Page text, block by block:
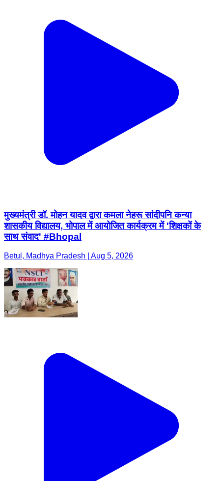
मुख्यमंत्री डॉ. मोहन यादव द्वारा कमला नेहरू सांदीपनि कन्या
शासकीय विद्यालय, भोपाल में आयोजित कार्यक्रम में 'शिक्षकों के
साथ संवाद' #Bhopal
Betul, Madhya Pradesh | Aug 5, 2026